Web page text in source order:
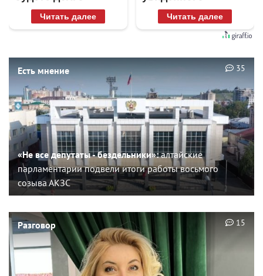
Читать далее Читать далее
Есть мнение
«Не все депутаты - бездельники»:алтайские
парламентарии подвели итоги работы восьмого
созыва АКЗС
35
Разговор 15